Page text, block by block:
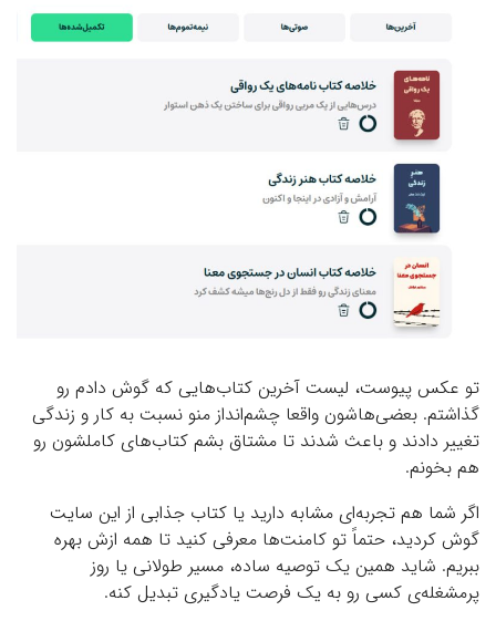
تو عکس پیوست، لیست آخرین کتاب‌هایی که گوش دادم رو
گذاشتم. بعضی‌هاشون واقعا چشم‌انداز منو نسبت به کار و زندگی
تغییر دادند و باعث شدند تا مشتاق بشم کتاب‌های کاملشون رو
هم بخونم.
اگر شما هم تجربه‌ای مشابه دارید یا کتاب جذابی از این سایت
گوش کردید، حتماً تو کامنت‌ها معرفی کنید تا همه ازش بهره
ببریم. شاید همین یک توصیه ساده، مسیر طولانی یا روز
پرمشغله‌ی کسی رو به یک فرصت یادگیری تبدیل کنه.